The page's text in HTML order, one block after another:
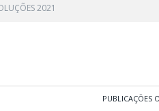
2021
PUBLICAÇÕES